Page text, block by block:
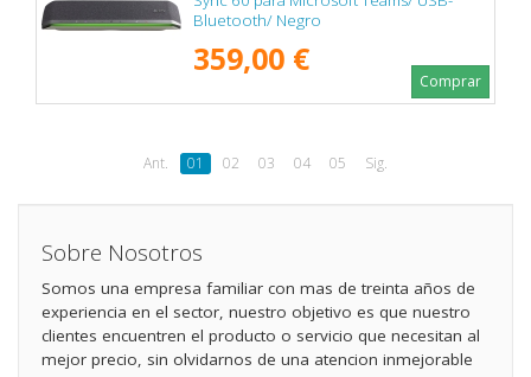
Bluetooth/ Negro
359,00 €
Comprar
Ant. 01 02 03 04 05 Sig.
Sobre Nosotros
Somos una empresa familiar con mas de treinta años de
experiencia en el sector, nuestro objetivo es que nuestro
clientes encuentren el producto o servicio que necesitan al
mejor precio, sin olvidarnos de una atencion inmejorable